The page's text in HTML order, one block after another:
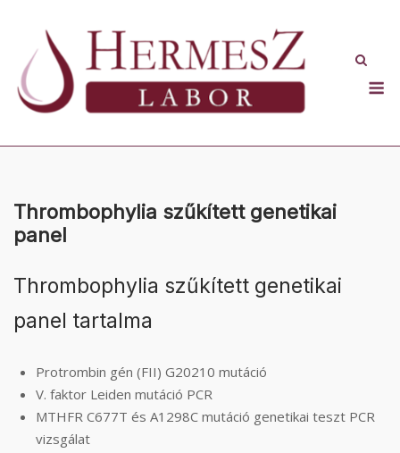
content
Thrombophylia szűkített genetikai
panel
Thrombophylia szűkített genetikai
panel tartalma
Protrombin gén (FII) G20210 mutáció
V. faktor Leiden mutáció PCR
MTHFR C677T és A1298C mutáció genetikai teszt PCR
vizsgálat